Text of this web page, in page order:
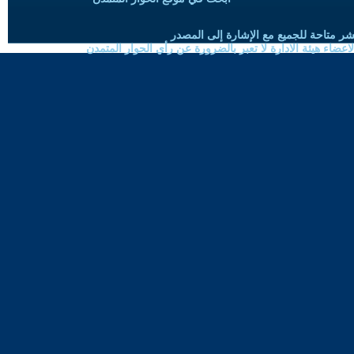
متاحة للجميع مع الإشارة إلى المصدر
هيئة الادارة لا تعبر بالضرورة عن رأي الحوار المتمدن